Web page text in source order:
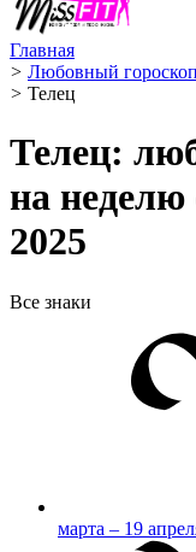
Главная
> Любовный гороскоп ️
> Телец ️
Телец:
на неделю
2025
Все знаки
марта – 19